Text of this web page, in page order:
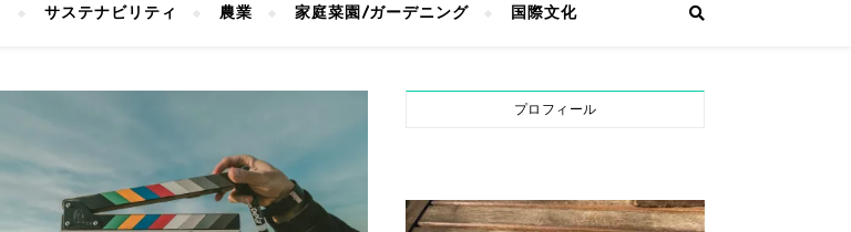
サステナビリティ 農業 家庭菜園/ガーデニング 国際文化
プロフィール